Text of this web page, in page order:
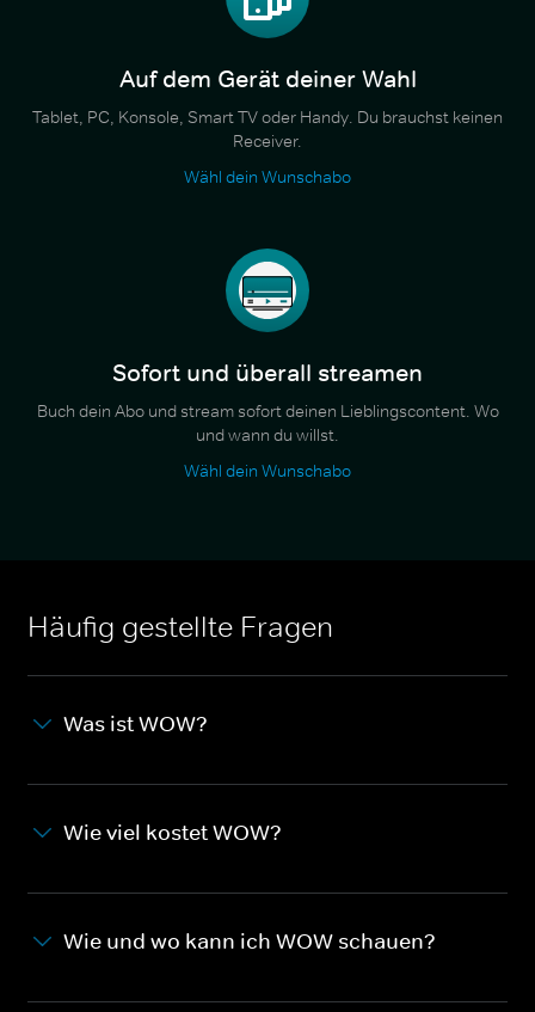
Auf dem Gerät deiner Wahl
Tablet, PC, Konsole, Smart TV oder Handy. Du brauchst keinen
Receiver.
Wähl dein Wunschabo
Sofort und überall streamen
Buch dein Abo und stream sofort deinen Lieblingscontent. Wo
und wann du willst.
Wähl dein Wunschabo
Häufig gestellte Fragen
Was ist WOW?
Wie viel kostet WOW?
Wie und wo kann ich WOW schauen?